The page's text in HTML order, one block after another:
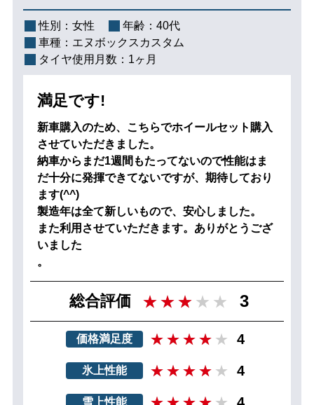
性別： 女性 年齢： 40代
車種： エヌボックスカスタム
タイヤ使用月数： 1ヶ月
満足です!
新車購入のため、こちらでホイールセット購入
させていただきました。
納車からまだ1週間もたってないので性能はま
だ十分に発揮できてないですが、期待しており
ます(^^)
製造年は全て新しいもので、安心しました。
また利用させていただきます。ありがとうござ
いました
。
総合評価 3
価格満足度 4
氷上性能 4
雪上性能